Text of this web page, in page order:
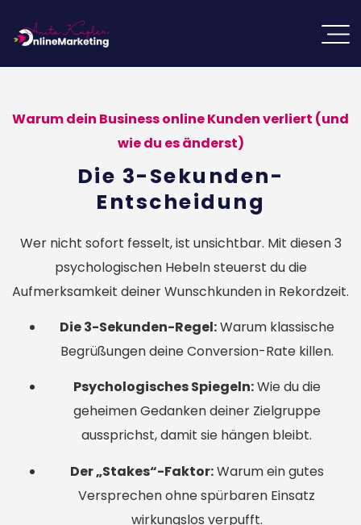
Warum dein Business online Kunden verliert (und
wie du es änderst)
Die 3-Sekunden-
Entscheidung
Wer nicht sofort fesselt, ist unsichtbar. Mit diesen 3
psychologischen Hebeln steuerst du die
Aufmerksamkeit deiner Wunschkunden in Rekordzeit.
Die 3-Sekunden-Regel:Warum klassische
Begrüßungen deine Conversion-Rate killen.
Psychologisches Spiegeln:Wie du die
geheimen Gedanken deiner Zielgruppe
aussprichst, damit sie hängen bleibt.
Der „Stakes“-Faktor:Warum ein gutes
Versprechen ohne spürbaren Einsatz
wirkungslos verpufft.